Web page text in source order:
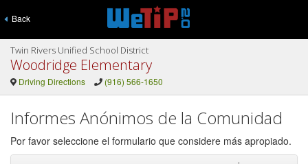
Back
Twin Rivers Unified School District
Woodridge Elementary
Driving Directions (916) 566-1650
Informes Anónimos de la Comunidad
Por favor seleccione el formulario que considere más apropiado.